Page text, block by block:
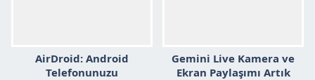
AirDroid: Android
Telefonunuzu
Gemini Live Kamera ve
Ekran Paylaşımı Artık